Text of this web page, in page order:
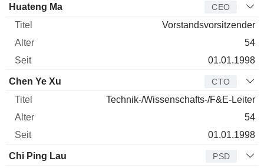
Manager Titel
Huateng Ma CEO
Vorstandsvorsitzender
54
01.01.1998
Chen Ye Xu CTO
Technik-/Wissenschafts-/F&E-Leiter
54
01.01.1998
Chi Ping Lau PSD